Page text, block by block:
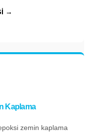
→
Kaplama
zemin kaplama